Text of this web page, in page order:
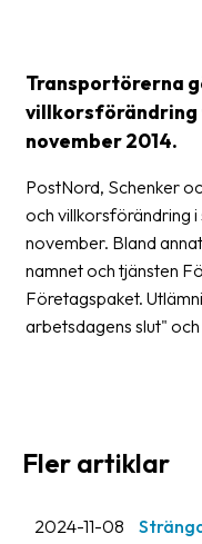
Manualer
Nedladdningar
Kundtjänst
företaget
Om
Medarbetare
&
Transportörerna
villkorsförändring
november 2014.
PostNord, Schenker
och villkorsförändring i
november. Bland
namnet och tjänsten
Företagspaket.
arbetsdagens slut" och
Fler artiklar
2024-11-08